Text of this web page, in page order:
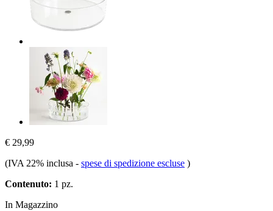
€ 29,99
(IVA 22% inclusa - spese di spedizione escluse )
Contenuto: 1 pz.
In Magazzino